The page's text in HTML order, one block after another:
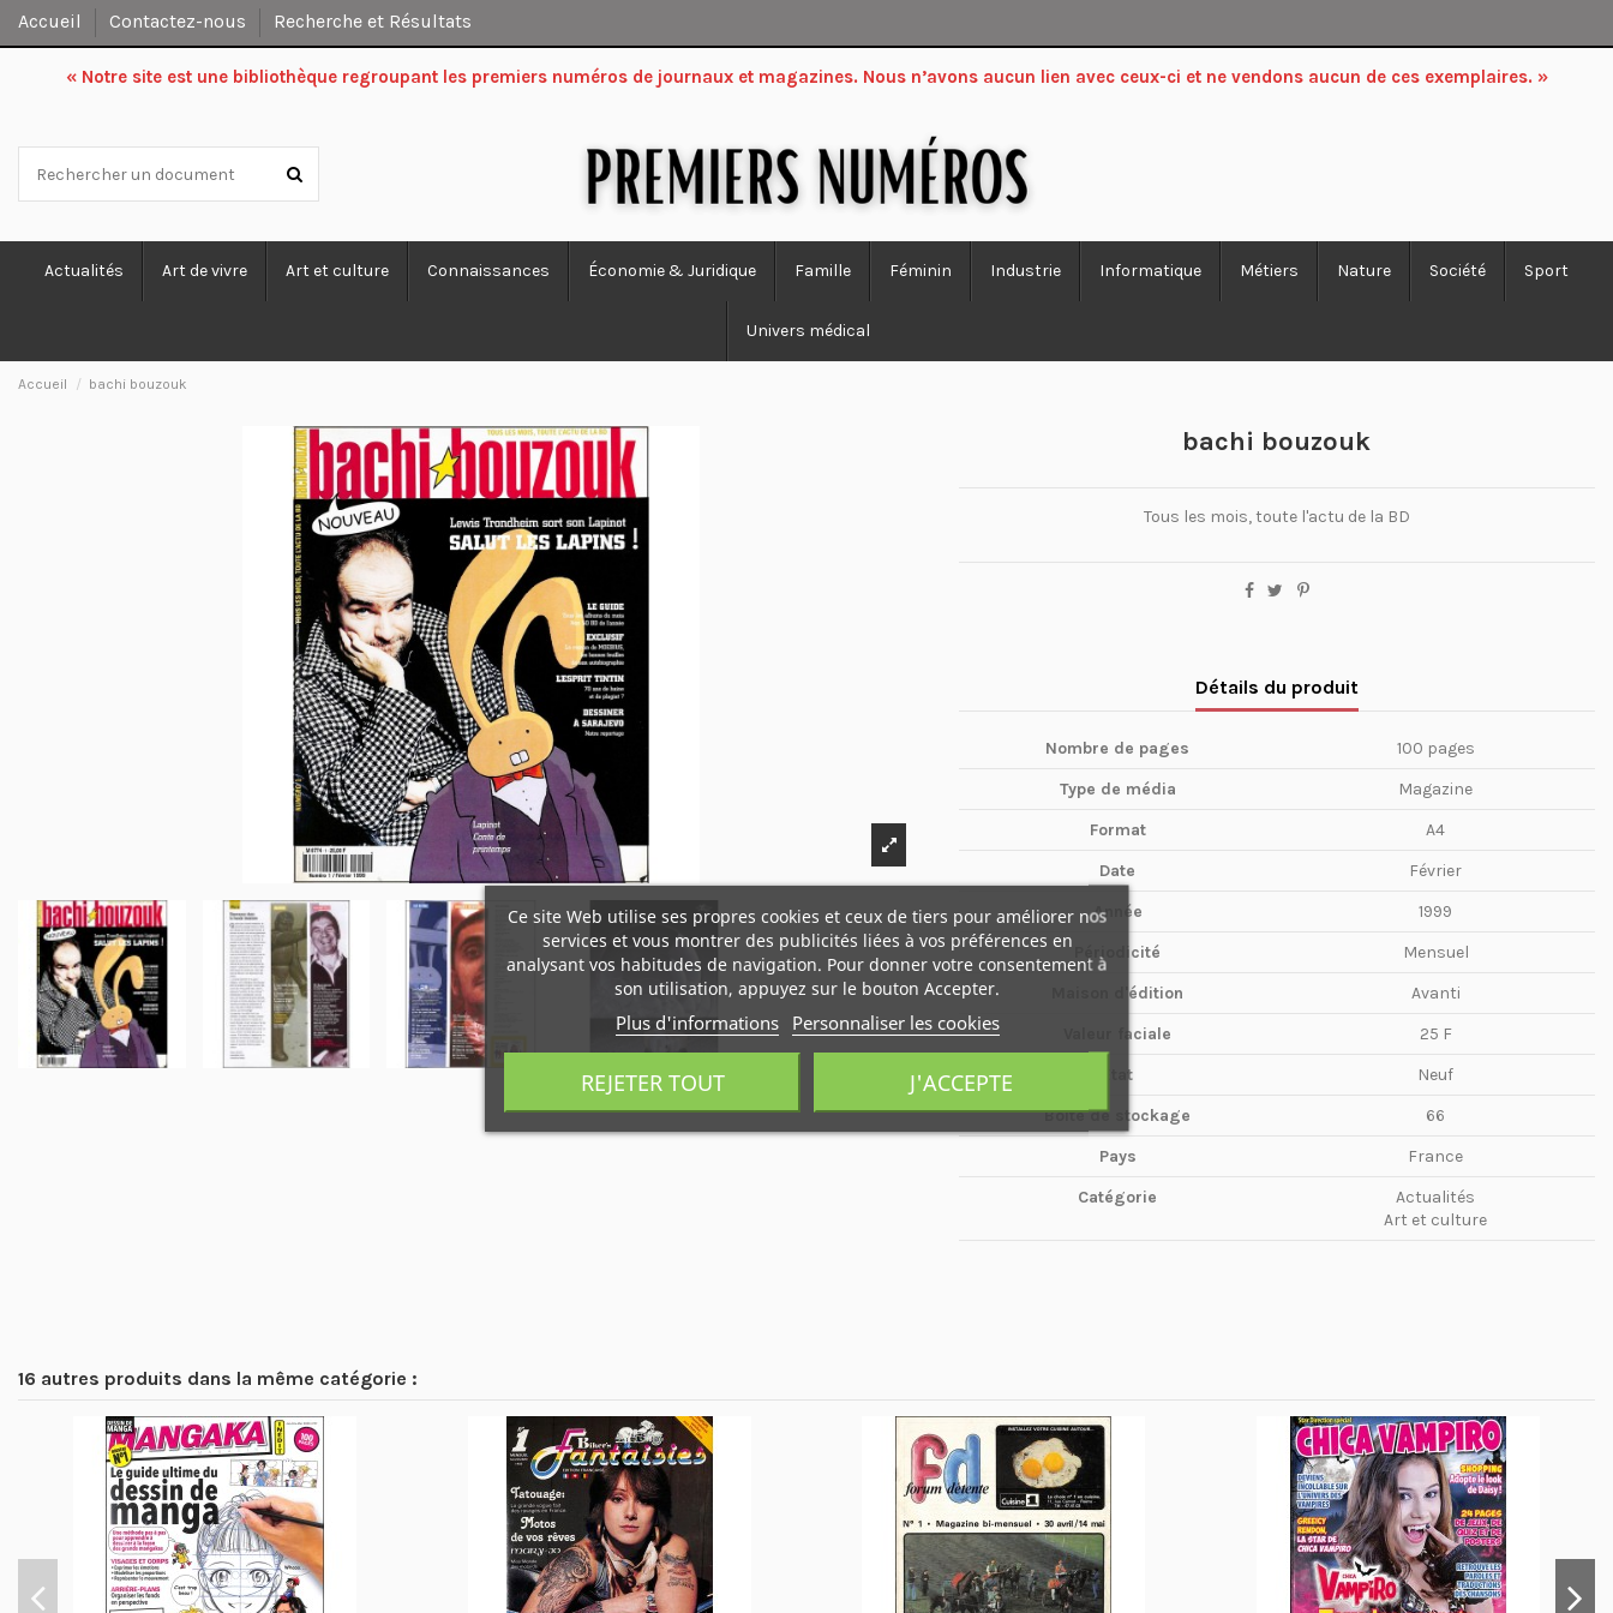
Accueil Contactez-nous Recherche et Résultats
« Notre site est une bibliothèque regroupant les premiers numéros de journaux et magazines. Nous n’avons aucun lien avec ceux-ci et ne vendons aucun de ces exemplaires. »
Actualités Art de vivre Art et culture Connaissances Économie & Juridique Famille Féminin Industrie Informatique Métiers Nature Société Sport
Univers médical
Accueil bachi bouzouk
bachi bouzouk
Tous les mois, toute l'actu de la BD
Détails du produit
Nombre de pages
100 pages
Type de média
Magazine
Format
A4
Date
Février
Année
1999
Périodicité
Mensuel
Maison d'édition
Avanti
Valeur faciale
25 F
Etat
Neuf
Boîte de stockage
66
Pays
France
Catégorie
Actualités
Art et culture
16 autres produits dans la même catégorie :
Ce site Web utilise ses propres cookies et ceux de tiers pour améliorer nos
services et vous montrer des publicités liées à vos préférences en
analysant vos habitudes de navigation. Pour donner votre consentement à
son utilisation, appuyez sur le bouton Accepter.
Plus d'informations Personnaliser les cookies
REJETER TOUT J'ACCEPTE